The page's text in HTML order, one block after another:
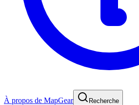
À propos de MapGear Recherche